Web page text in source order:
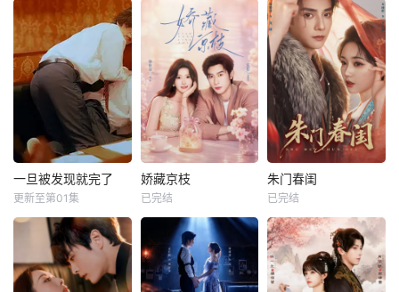
一旦被发现就完了
更新至第01集
娇藏京枝
已完结
朱门春闺
已完结